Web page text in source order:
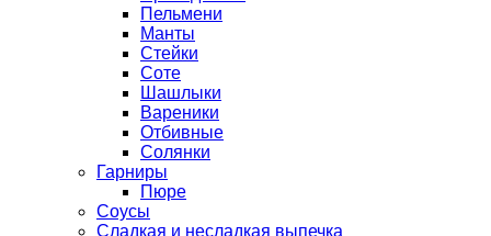
Пельмени
Манты
Стейки
Соте
Шашлыки
Вареники
Отбивные
Солянки
Гарниры
Пюре
Соусы
Сладкая и несладкая выпечка